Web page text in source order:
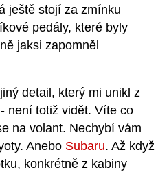
ještě stojí za zmínku
pedály, které byly
jaksi zapomněl
detail, který mi unikl z
není totiž vidět. Víte co
na volant. Nechybí vám
Anebo Subaru. Až když
konkrétně z kabiny